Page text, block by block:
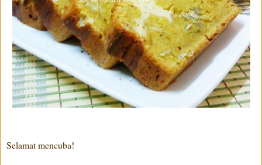
Selamat mencuba!